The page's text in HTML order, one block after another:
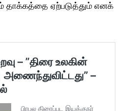
தாக்கத்தை ஏற்படுத்தும் எனக்